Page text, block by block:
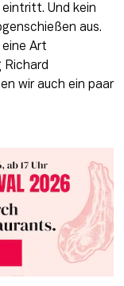
Und kein
aus.
Art
Richard
wir auch ein paar